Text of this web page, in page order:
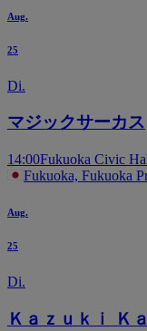
Aug.
25
Di.
マジックサーカス
14:00Fukuoka Civic
Fukuoka, Fukuoka
Aug.
25
Di.
Ｋａｚｕｋｉ Ｋ